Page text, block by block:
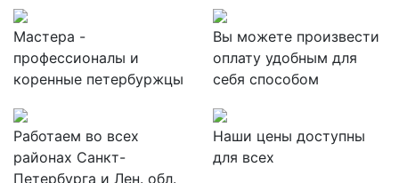
Мастера -
профессионалы и
коренные петербуржцы
Вы можете произвести
оплату удобным для
себя способом
Работаем во всех
районах Санкт-
Петербурга и Лен. обл.
Наши цены доступны
для всех